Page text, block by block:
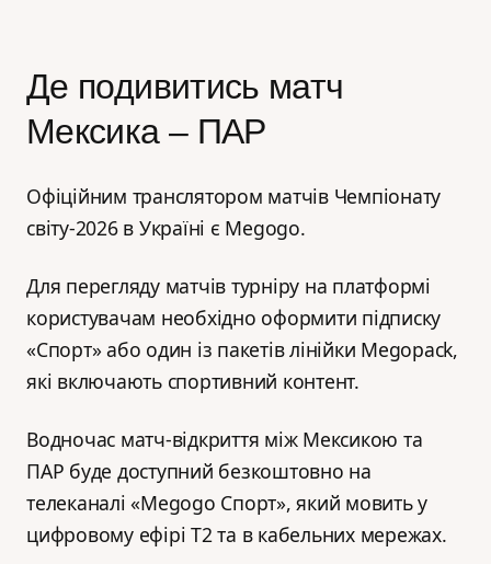
Де подивитись матч
Мексика – ПАР
Офіційним транслятором матчів Чемпіонату
світу-2026 в Україні є Megogo.
Для перегляду матчів турніру на платформі
користувачам необхідно оформити підписку
«Спорт» або один із пакетів лінійки Megopack,
які включають спортивний контент.
Водночас матч-відкриття між Мексикою та
ПАР буде доступний безкоштовно на
телеканалі «Megogo Спорт», який мовить у
цифровому ефірі Т2 та в кабельних мережах.